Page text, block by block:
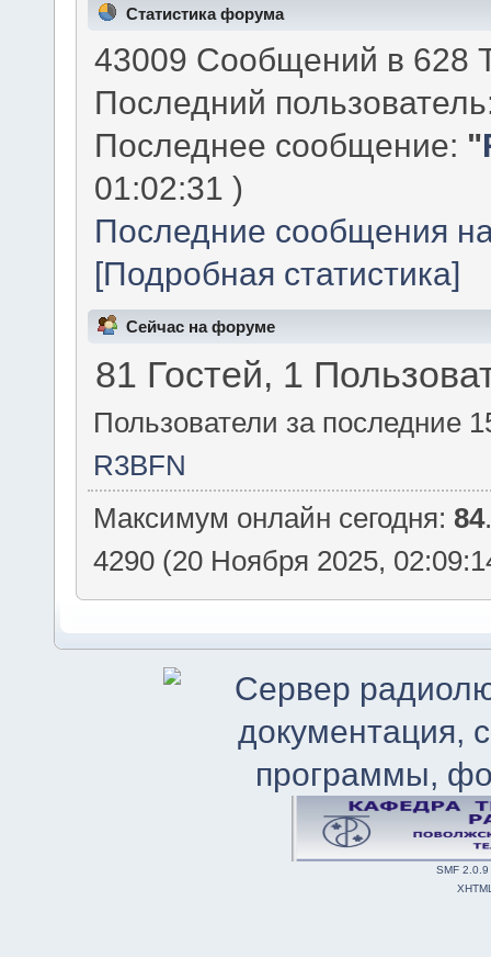
Статистика форума
43009 Сообщений в 628
Последний
Последнее сообщение: "
01:02:31 )
Последние сообщения
[Подробная статистика]
Сейчас на форуме
81 Гостей, 1
Пользователи за последние
R3BFN
Максимум онлайн сегодня:84
4290 (20 Ноября 2025,
SMF 2.0.9